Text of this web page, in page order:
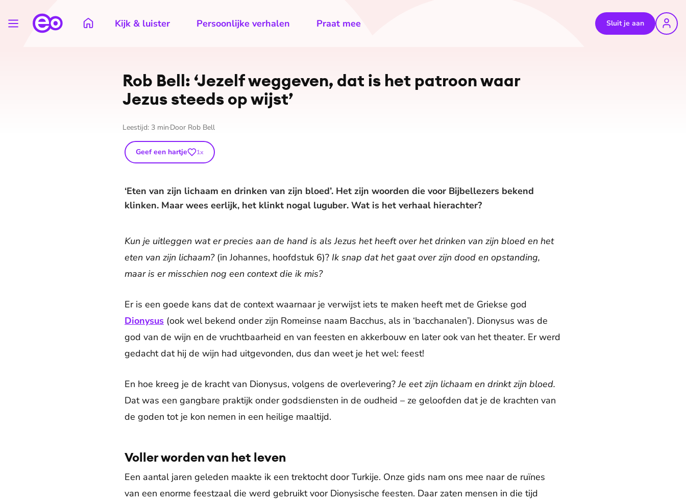
Kijk & luister Persoonlijke verhalen Praat mee Sluit je aan
Rob Bell: ‘Jezelf weggeven, dat is het patroon waar
Jezus steeds op wijst’
Leestijd: 3 min Door Rob Bell
Geef een hartje 1x
‘Eten van zijn lichaam en drinken van zijn bloed’. Het zijn woorden die voor Bijbellezers bekend
klinken. Maar wees eerlijk, het klinkt nogal luguber. Wat is het verhaal hierachter?
Kun je uitleggen wat er precies aan de hand is als Jezus het heeft over het drinken van zijn bloed en het
eten van zijn lichaam?(in Johannes, hoofdstuk 6)? Ik snap dat het gaat over zijn dood en opstanding,
maar is er misschien nog een context die ik mis?
Er is een goede kans dat de context waarnaar je verwijst iets te maken heeft met de Griekse god
Dionysus (ook wel bekend onder zijn Romeinse naam Bacchus, als in ‘bacchanalen’). Dionysus was de
god van de wijn en de vruchtbaarheid en van feesten en akkerbouw en later ook van het theater. Er werd
gedacht dat hij de wijn had uitgevonden, dus dan weet je het wel: feest!
En hoe kreeg je de kracht van Dionysus, volgens de overlevering?Je eet zijn lichaam en drinkt zijn bloed.
Dat was een gangbare praktijk onder godsdiensten in de oudheid – ze geloofden dat je de krachten van
de goden tot je kon nemen in een heilige maaltijd.
Voller worden van het leven
Een aantal jaren geleden maakte ik een trektocht door Turkije. Onze gids nam ons mee naar de ruïnes
van een enorme feestzaal die werd gebruikt voor Dionysische feesten. Daar zaten mensen in die tijd